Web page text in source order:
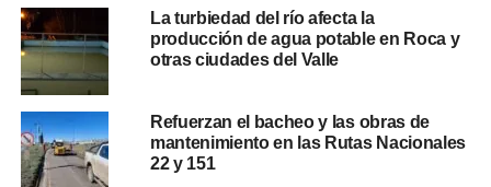
La turbiedad del río afecta la
producción de agua potable en Roca y
otras ciudades del Valle
Refuerzan el bacheo y las obras de
mantenimiento en las Rutas Nacionales
22 y 151